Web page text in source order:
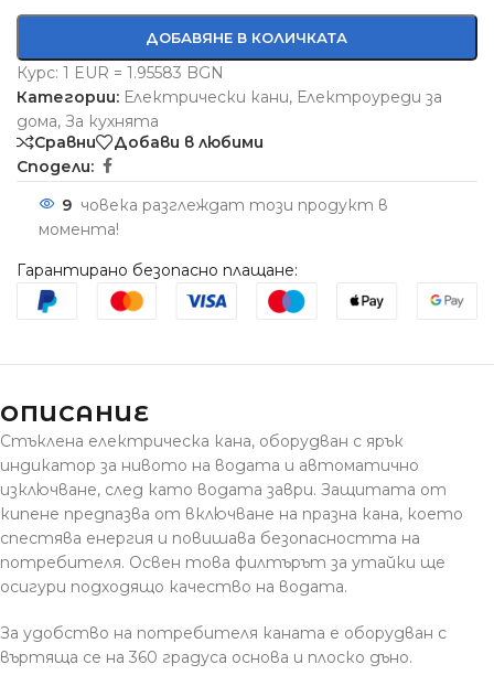
ДОБАВЯНЕ В КОЛИЧКАТА
Курс: 1 EUR = 1.95583 BGN
Категории: Електрически кани, Електроуреди за
дома, За кухнята
Сравни
Добави в любими
Сподели:
9 човека разглеждат този продукт в
момента!
Гарантирано безопасно плащане:
ОПИСАНИЕ
Стъклена електрическа кана, оборудван с ярък
индикатор за нивото на водата и автоматично
изключване, след като водата заври. Защитата от
кипене предпазва от включване на празна кана, което
спестява енергия и повишава безопасността на
потребителя. Освен това филтърът за утайки ще
осигури подходящо качество на водата.
За удобство на потребителя каната е оборудван с
въртяща се на 360 градуса основа и плоско дъно.